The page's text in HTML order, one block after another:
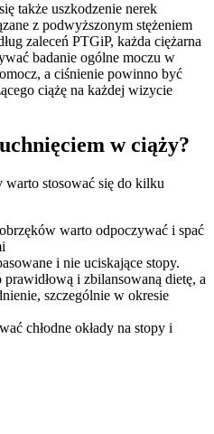
także uszkodzenie nerek
z podwyższonym stężeniem
zaleceń PTGiP, każda ciężarna
badanie ogólne moczu w
a ciśnienie powinno być
ciążę na każdej wizycie
w ciąży?
stosować się do kilku
warto odpoczywać i spać
i nie uciskające stopy.
i zbilansowaną dietę, a
szczególnie w okresie
chłodne okłady na stopy i